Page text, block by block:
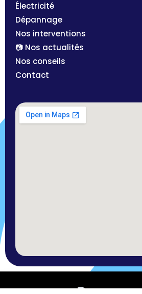
Électricité
Dépannage
Nos interventions
📷 Nos actualités
Nos conseils
Contact